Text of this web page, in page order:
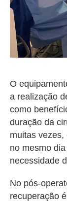
O
a realização
como
duração da
muitas
no mesmo
necessidade
No pós-
recuperação